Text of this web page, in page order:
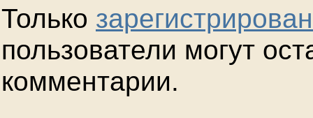
Только
пользователи могут
комментарии.